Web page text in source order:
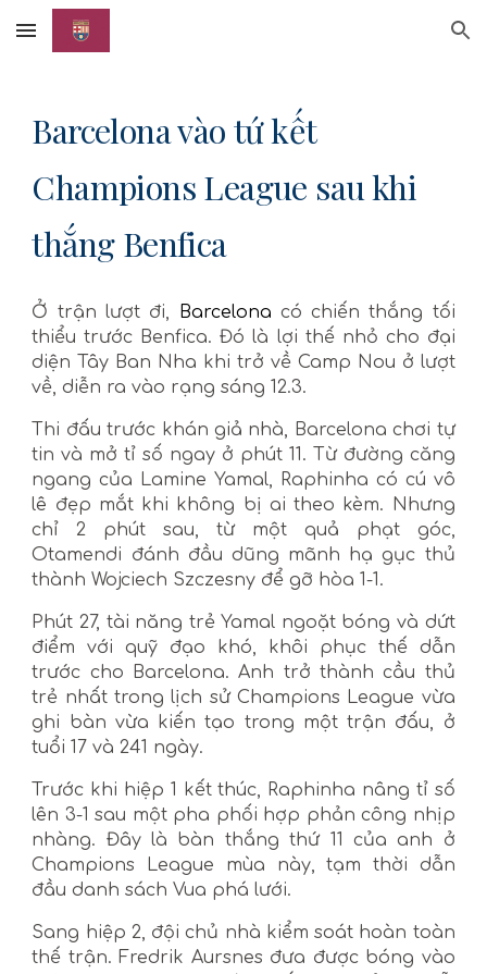
Skip to main content Skip to navigation
Barcelona vào tứ kết
Champions League sau khi
thắng Benfica
Ở trận lượt đi, Barcelona có chiến thắng tối
thiểu trước Benfica. Đó là lợi thế nhỏ cho đại
diện Tây Ban Nha khi trở về Camp Nou ở lượt
về, diễn ra vào rạng sáng 12.3.
Thi đấu trước khán giả nhà, Barcelona chơi tự
tin và mở tỉ số ngay ở phút 11. Từ đường căng
ngang của Lamine Yamal, Raphinha có cú vô
lê đẹp mắt khi không bị ai theo kèm. Nhưng
chỉ 2 phút sau, từ một quả phạt góc,
Otamendi đánh đầu dũng mãnh hạ gục thủ
thành Wojciech Szczesny để gỡ hòa 1-1.
Phút 27, tài năng trẻ Yamal ngoặt bóng và dứt
điểm với quỹ đạo khó, khôi phục thế dẫn
trước cho Barcelona. Anh trở thành cầu thủ
trẻ nhất trong lịch sử Champions League vừa
ghi bàn vừa kiến ​​tạo trong một trận đấu, ở
tuổi 17 và 241 ngày.
Trước khi hiệp 1 kết thúc, Raphinha nâng tỉ số
lên 3-1 sau một pha phối hợp phản công nhịp
nhàng. Đây là bàn thắng thứ 11 của anh ở
Champions League mùa này, tạm thời dẫn
đầu danh sách Vua phá lưới.
Sang hiệp 2, đội chủ nhà kiểm soát hoàn toàn
thế trận. Fredrik Aursnes đưa được bóng vào